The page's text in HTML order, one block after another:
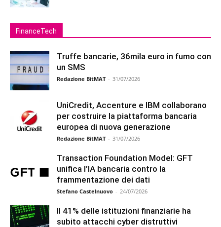
FinanceTech
Truffe bancarie, 36mila euro in fumo con
un SMS
Redazione BitMAT - 31/07/2026
UniCredit, Accenture e IBM collaborano
per costruire la piattaforma bancaria
europea di nuova generazione
Redazione BitMAT - 31/07/2026
Transaction Foundation Model: GFT
unifica l’IA bancaria contro la
frammentazione dei dati
Stefano Castelnuovo - 24/07/2026
Il 41% delle istituzioni finanziarie ha
subito attacchi cyber distruttivi